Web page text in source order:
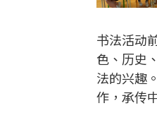
书法活动
色、历史
法的兴趣
作，承传